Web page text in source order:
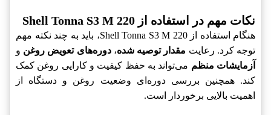
نکات مهم در استفاده از Shell Tonna S3 M 220
هنگام استفاده از Shell Tonna S3 M 220، باید به چند نکته مهم
توجه کرد. رعایت مقدار توصیه شده،دوره‌های تعویض روغن و
آزمایشات منظم می‌تواند به حفظ کیفیت و کارایی روغن کمک
کند. همچنین بررسی دوره‌ای وضعیت روغن و دستگاه از
اهمیت بالایی برخوردار است.